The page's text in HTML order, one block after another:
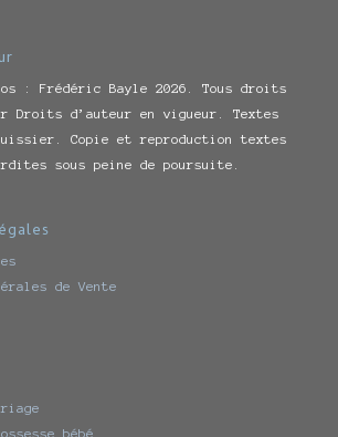
: Frédéric Bayle 2026. Tous droits
Droits d’auteur en vigueur. Textes
Copie et reproduction textes
sous peine de poursuite.
de Vente
bébé